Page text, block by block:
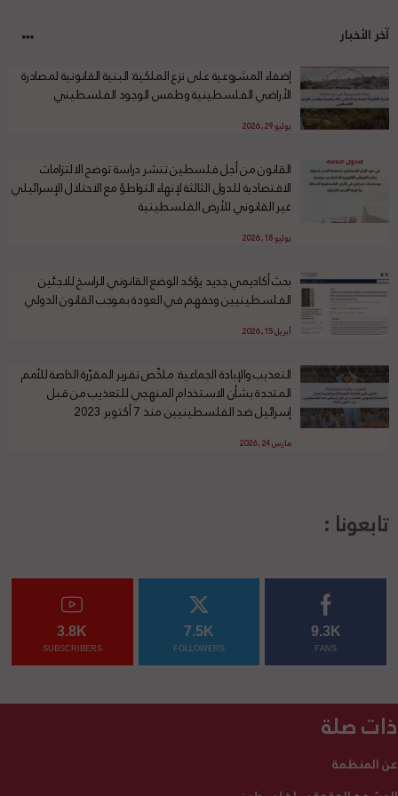
آخر الأخبار
إضفاء المشروعية على نزع الملكية: البنية القانونية لمصادرة
الأراضي الفلسطينية وطمس الوجود الفلسطيني
يوليو 29, 2026
القانون من أجل فلسطين تنشر دراسة توضح الالتزامات
الاقتصادية للدول الثالثة لإنهاء التواطؤ مع الاحتلال الإسرائيلي
غير القانوني للأرض الفلسطينية
يوليو 18, 2026
بحث أكاديمي جديد يؤكد الوضع القانوني الراسخ للاجئين
الفلسطينيين وحقهم في العودة بموجب القانون الدولي
أبريل 15, 2026
التعذيب والإبادة الجماعية: ملخّص تقرير المقرّرة الخاصة للأمم
المتحدة بشأن الاستخدام المنهجي للتعذيب من قبل
إسرائيل ضد الفلسطينيين منذ 7 أكتوبر 2023
مارس 24, 2026
تابعونا :
9.3K
FANS
7.5K
FOLLOWERS
3.8K
SUBSCRIBERS
ذات صلة
عن المنظمة